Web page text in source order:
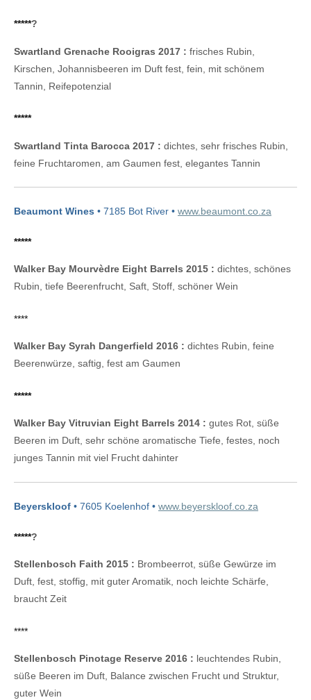
*****?
Swartland Grenache Rooigras 2017 : frisches Rubin,
Kirschen, Johannisbeeren im Duft fest, fein, mit schönem
Tannin, Reifepotenzial
*****
Swartland Tinta Barocca 2017 : dichtes, sehr frisches Rubin,
feine Fruchtaromen, am Gaumen fest, elegantes Tannin
Beaumont Wines • 7185 Bot River • www.beaumont.co.za
*****
Walker Bay Mourvèdre Eight Barrels 2015 : dichtes, schönes
Rubin, tiefe Beerenfrucht, Saft, Stoff, schöner Wein
****
Walker Bay Syrah Dangerfield 2016 : dichtes Rubin, feine
Beerenwürze, saftig, fest am Gaumen
*****
Walker Bay Vitruvian Eight Barrels 2014 : gutes Rot, süße
Beeren im Duft, sehr schöne aromatische Tiefe, festes, noch
junges Tannin mit viel Frucht dahinter
Beyerskloof • 7605 Koelenhof • www.beyerskloof.co.za
*****?
Stellenbosch Faith 2015 : Brombeerrot, süße Gewürze im
Duft, fest, stoffig, mit guter Aromatik, noch leichte Schärfe,
braucht Zeit
****
Stellenbosch Pinotage Reserve 2016 : leuchtendes Rubin,
süße Beeren im Duft, Balance zwischen Frucht und Struktur,
guter Wein